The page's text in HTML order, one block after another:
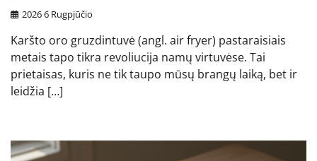
2026 6 Rugpjūčio
Karšto oro gruzdintuvė (angl. air fryer) pastaraisiais
metais tapo tikra revoliucija namų virtuvėse. Tai
prietaisas, kuris ne tik taupo mūsų brangų laiką, bet ir
leidžia […]